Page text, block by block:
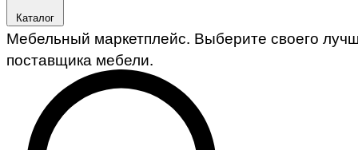
Каталог
Мебельный маркетплейс. Выберите своего
поставщика мебели.